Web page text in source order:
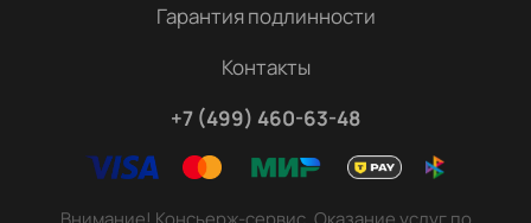
Гарантия подлинности
Контакты
+7 (499) 460-63-48